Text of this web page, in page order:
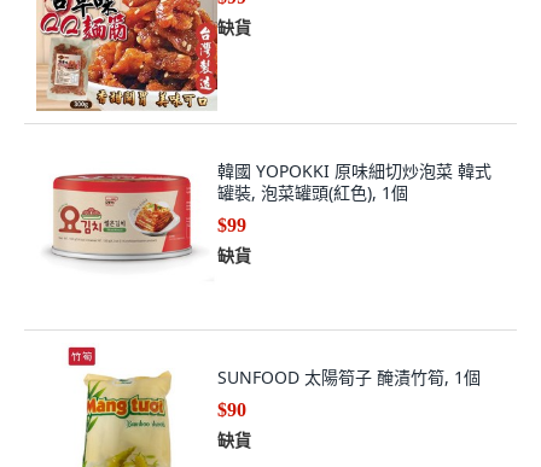
缺貨
韓國 YOPOKKI 原味細切炒泡菜 韓式
罐裝, 泡菜罐頭(紅色), 1個
$99
缺貨
SUNFOOD 太陽筍子 醃漬竹筍, 1個
$90
缺貨